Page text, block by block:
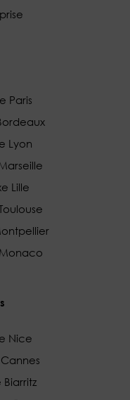
Paris
Lyon
Lille
Nice